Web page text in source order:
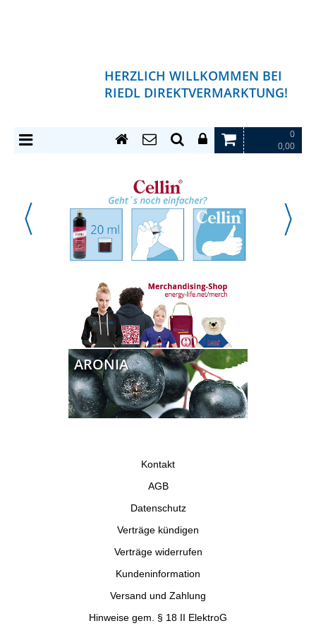
HERZLICH WILLKOMMEN BEI
RIEDL DIREKTVERMARKTUNG!
0
0,00
ARONIA
Kontakt
AGB
Datenschutz
Verträge kündigen
Verträge widerrufen
Kundeninformation
Versand und Zahlung
Hinweise gem. § 18 II ElektroG